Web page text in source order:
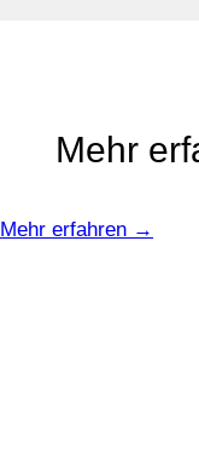
Mehr
Mehr erfahren →